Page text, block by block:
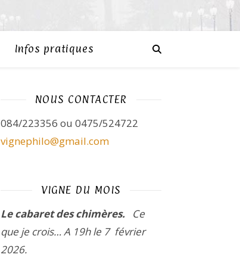
Infos pratiques
NOUS CONTACTER
084/223356 ou 0475/524722
vignephilo@gmail.com
VIGNE DU MOIS
Le cabaret des chimères. Ce
que je crois…A 19h le 7 février
2026.